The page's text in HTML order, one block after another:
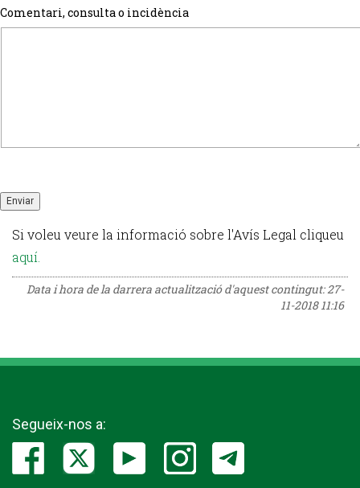
Comentari, consulta o incidència
Enviar
Si voleu veure la informació sobre l'Avís Legal cliqueu
aquí.
Data i hora de la darrera actualització d'aquest contingut:27-
11-2018 11:16
Segueix-nos a: